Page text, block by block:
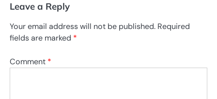
Leave a Reply
Your email address will not be published. Required
fields are marked *
Comment *